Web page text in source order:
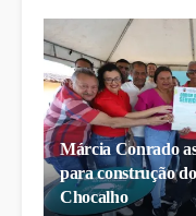
Márcia Conrado
para construção
Chocalho